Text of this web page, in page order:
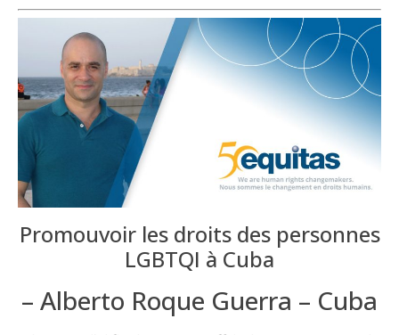
Promouvoir les droits des personnes
LGBTQI à Cuba
– Alberto Roque Guerra – Cuba